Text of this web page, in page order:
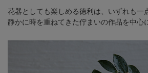
花器としても楽しめる徳利は、いずれも一
静かに時を重ねてきた佇まいの作品を中心